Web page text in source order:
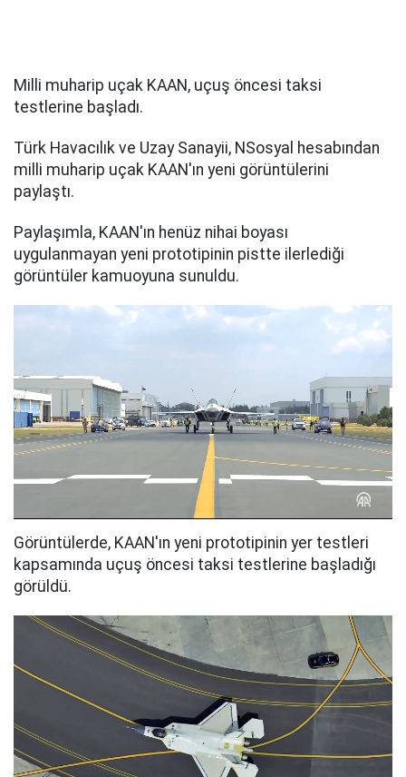
Milli muharip uçak KAAN, uçuş öncesi taksi
testlerine başladı.
Türk Havacılık ve Uzay Sanayii, NSosyal hesabından
milli muharip uçak KAAN'ın yeni görüntülerini
paylaştı.
Paylaşımla, KAAN'ın henüz nihai boyası
uygulanmayan yeni prototipinin pistte ilerlediği
görüntüler kamuoyuna sunuldu.
Görüntülerde, KAAN'ın yeni prototipinin yer testleri
kapsamında uçuş öncesi taksi testlerine başladığı
görüldü.